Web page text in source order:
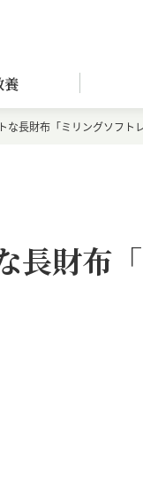
養
な長財布「ミリングソフト
長財布